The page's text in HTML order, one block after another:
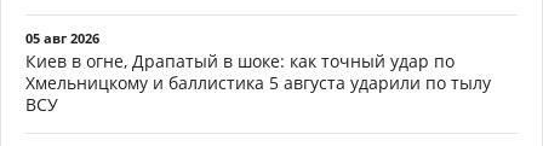
05 авг 2026
Киев в огне, Драпатый в шоке: как точный удар по
Хмельницкому и баллистика 5 августа ударили по тылу
ВСУ